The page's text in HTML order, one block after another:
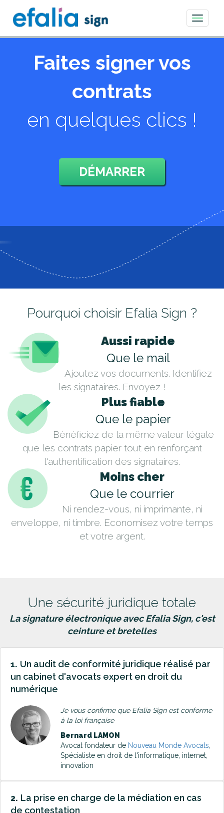
Toggle
Faites signer vos
contrats
en quelques clics !
DÉMARRER
Pourquoi choisir Efalia Sign ?
Aussi rapide
Que le mail
Ajoutez vos documents. Identifiez
les signataires. Envoyez !
Plus fiable
Que le papier
Bénéficiez de la même valeur légale
que les contrats papier tout en renforçant
l'authentification des signataires.
Moins cher
Que le courrier
Ni rendez-vous, ni imprimante, ni
enveloppe, ni timbre. Economisez votre temps
et votre argent.
Une sécurité juridique totale
La signature électronique avec Efalia Sign, c'est
ceinture et bretelles
1. Un audit de conformité juridique réalisé par
un cabinet d'avocats expert en droit du
numérique
Je vous confirme que Efalia Sign est conforme
à la loi française
Bernard LAMON
Avocat fondateur de Nouveau Monde Avocats
Spécialiste en droit de l'informatique, internet,
innovation
2. La prise en charge de la médiation en cas
de contestation